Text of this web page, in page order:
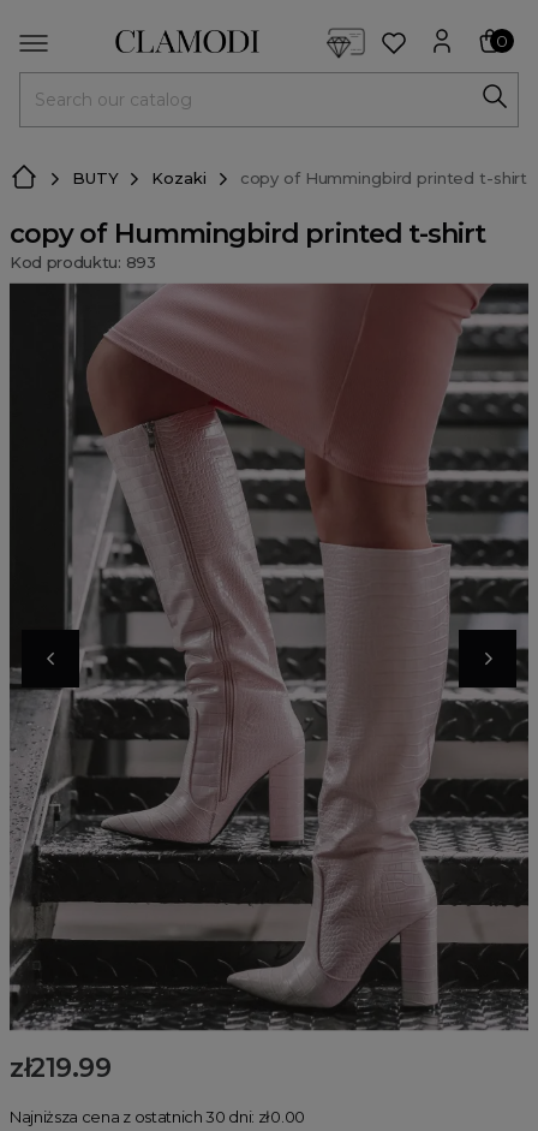
0
BUTY Kozaki copy of Hummingbird printed t-shirt
copy of Hummingbird printed t-shirt
Kod produktu: 893
zł219.99
Najniższa cena z ostatnich 30 dni: zł0.00